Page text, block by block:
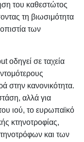
του καθεστώτος
τη βιωσιμότητα
των
οδηγεί σε ταχεία
στην κανονικότητα.
αλλά για
ιού, το ευρωπαϊκό
κτηνοτροφίας,
και των